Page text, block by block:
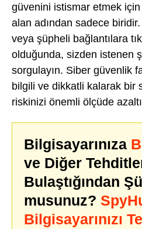
güvenini istismar etmek
alan adından sadece
veya şüpheli bağlantılara
olduğunda, sizden istenen
sorgulayın. Siber güvenlik
bilgili ve dikkatli kalarak bir
riskinizi önemli ölçüde
Bilgisayarınıza
ve Diğer
Bulaştığından
musunuz?
Bilgisayarınızı